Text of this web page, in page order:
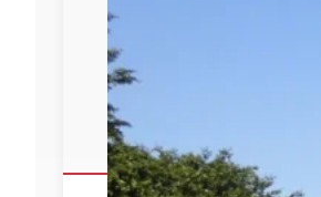
2020MeppenWinterlaufserie